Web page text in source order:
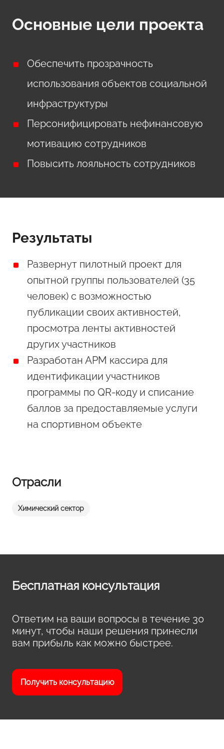
Основные цели проекта
Обеспечить прозрачность
использования объектов социальной
инфраструктуры
Персонифицировать нефинансовую
мотивацию сотрудников
Повысить лояльность сотрудников
Результаты
Развернут пилотный проект для
опытной группы пользователей (35
человек) с возможностью
публикации своих активностей,
просмотра ленты активностей
других участников
Разработан АРМ кассира для
идентификации участников
программы по QR-коду и списание
баллов за предоставляемые услуги
на спортивном объекте
Отрасли
Химический сектор
Бесплатная консультация
Ответим на ваши вопросы в течение 30
минут, чтобы наши решения принесли
вам прибыль как можно быстрее.
Получить консультацию